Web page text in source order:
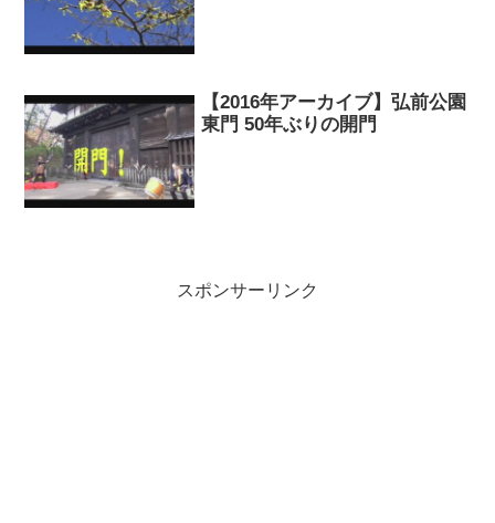
【2016年アーカイブ】弘前公園
東門 50年ぶりの開門
スポンサーリンク